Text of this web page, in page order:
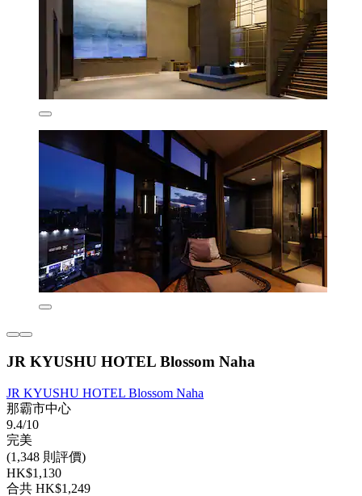
JR KYUSHU HOTEL Blossom Naha
JR KYUSHU HOTEL Blossom Naha
那霸市中心
9.4/10
完美
(1,348 則評價)
HK$1,130
合共 HK$1,249